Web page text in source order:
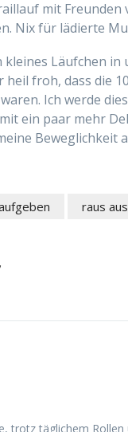
mit
Nix für lädierte
Läufchen
froh, dass die
Ich werde
ein paar mehr
Beweglichkeit
raus
trotz täglichem